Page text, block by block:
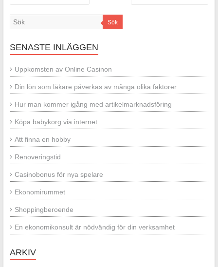
Sök
SENASTE INLÄGGEN
Uppkomsten av Online Casinon
Din lön som läkare påverkas av många olika faktorer
Hur man kommer igång med artikelmarknadsföring
Köpa babykorg via internet
Att finna en hobby
Renoveringstid
Casinobonus för nya spelare
Ekonomirummet
Shoppingberoende
En ekonomikonsult är nödvändig för din verksamhet
ARKIV